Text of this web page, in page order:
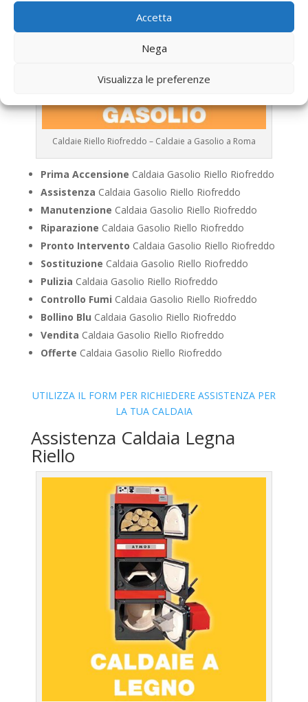
Accetta
Nega
Visualizza le preferenze
Caldaie Riello Riofreddo – Caldaie a Gasolio a Roma
Prima Accensione Caldaia Gasolio Riello Riofreddo
Assistenza Caldaia Gasolio Riello Riofreddo
Manutenzione Caldaia Gasolio Riello Riofreddo
Riparazione Caldaia Gasolio Riello Riofreddo
Pronto Intervento Caldaia Gasolio Riello Riofreddo
Sostituzione Caldaia Gasolio Riello Riofreddo
Pulizia Caldaia Gasolio Riello Riofreddo
Controllo Fumi Caldaia Gasolio Riello Riofreddo
Bollino Blu Caldaia Gasolio Riello Riofreddo
Vendita Caldaia Gasolio Riello Riofreddo
Offerte Caldaia Gasolio Riello Riofreddo
UTILIZZA IL FORM PER RICHIEDERE ASSISTENZA PER
LA TUA CALDAIA
Assistenza Caldaia Legna
Riello